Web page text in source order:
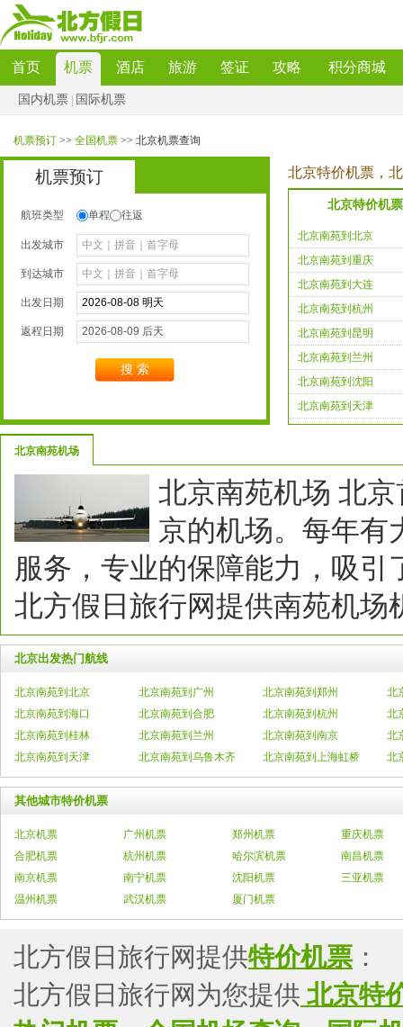
首页 机票 酒店 旅游 签证 攻略 积分商城
国内机票 国际机票
机票预订 >> 全国机票 >>北京机票查询
机票预订
航班类型 单程 往返
出发城市
到达城市
出发日期
返程日期
搜索
北京特价机票，
北京特价机
北京南苑到北京
北京南苑到重庆
北京南苑到大连
北京南苑到杭州
北京南苑到昆明
北京南苑到兰州
北京南苑到沈阳
北京南苑到天津
北京南苑机场
北京南苑机场北
京的机场。每年有
服务，专业的保障能力，吸
北方假日旅行网提供南苑机场
北京出发热门航线
北京南苑到北京 北京南苑到广州 北京南苑到郑州
北
北京南苑到海口
北京南苑到合肥 北京南苑到杭州
北
北京南苑到桂林
北京南苑到兰州 北京南苑到南京
北
北京南苑到天津
北京南苑到乌鲁木齐 北京南苑到上海虹桥 北
其他城市特价机票
北京机票 广州机票 郑州机票
重庆机票
合肥机票
杭州机票 哈尔滨机票
南昌机票
南京机票
南宁机票 沈阳机票
三亚机票
温州机票
武汉机票 厦门机票
北方假日旅行网提供特价机票 ：
北方假日旅行网为您提供 北京特